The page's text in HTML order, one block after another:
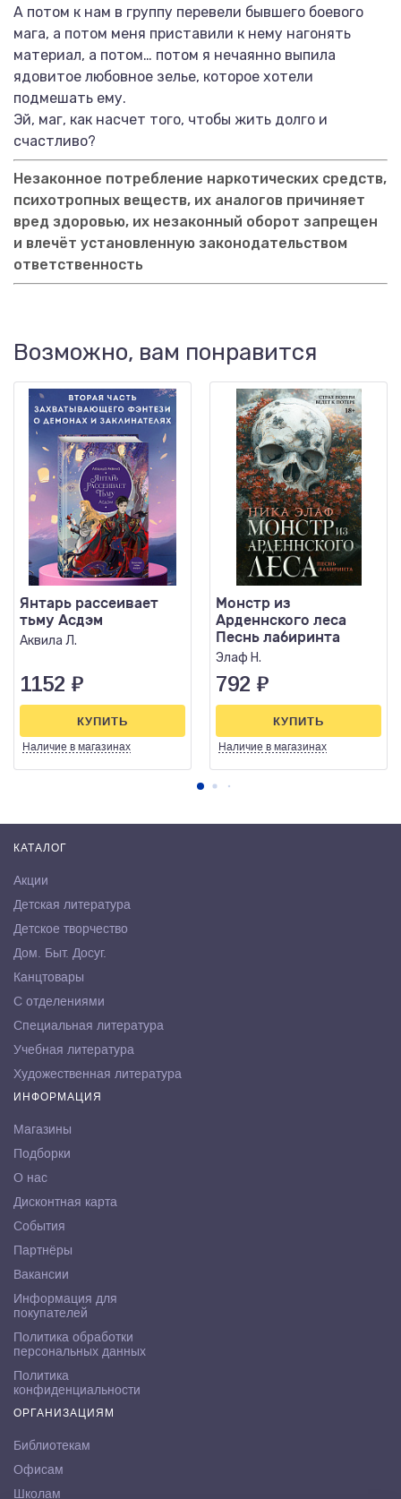
А потом к нам в группу перевели бывшего боевого
мага, а потом меня приставили к нему нагонять
материал, а потом… потом я нечаянно выпила
ядовитое любовное зелье, которое хотели
подмешать ему.
Эй, маг, как насчет того, чтобы жить долго и
счастливо?
Незаконное потребление наркотических средств,
психотропных веществ, их аналогов причиняет
вред здоровью, их незаконный оборот запрещен
и влечёт установленную законодательством
ответственность
Возможно, вам понравится
Янтарь рассеивает
тьму Асдэм
Аквила Л.
1152 ₽
Наличие в магазинах
КУПИТЬ
Монстр из
Арденнского леса
Песнь лабиринта
Элаф Н.
792 ₽
Наличие в магазинах
КУПИТЬ
КАТАЛОГ
Акции
Детская литература
Детское творчество
Дом. Быт. Досуг.
Канцтовары
С отделениями
Специальная литература
Учебная литература
Художественная литература
ИНФОРМАЦИЯ
Магазины
Подборки
О нас
Дисконтная карта
События
Партнёры
Вакансии
Информация для
покупателей
Политика обработки
персональных данных
Политика
конфиденциальности
ОРГАНИЗАЦИЯМ
Библиотекам
Офисам
Школам